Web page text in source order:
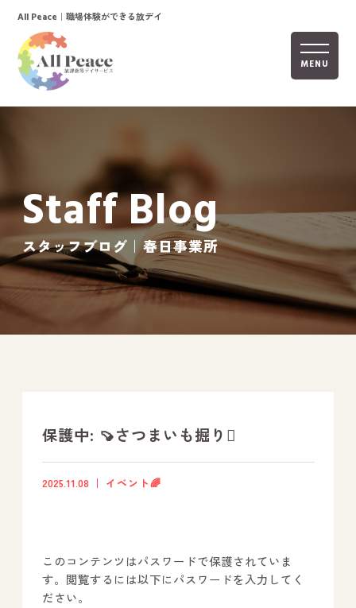
MENU
ホーム
活動内容
ご利用までの流れ
採用情報
自己評価表
社内行事
事業所のご案内
－ オールピース宗像事業所
All Peace ｜職場体験ができる放デイ
Staff Blog
スタッフブログ｜春日事業所
保護中: 🍠さつまいも掘り🪏
2025.11.08 イベント🌈
このコンテンツはパスワードで保護されていま
す。閲覧するには以下にパスワードを入力してく
ださい。